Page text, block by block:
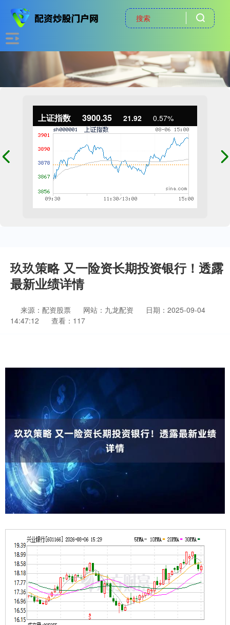
上证指数 3900.35 21.92 0.57%
玖玖策略 又一险资长期投资银行！透露
最新业绩详情
来源：配资股票 网站：九龙配资
日期：2025-09-04
14:47:12
查看：117